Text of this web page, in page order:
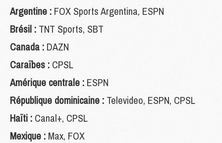
Argentine : FOX Sports Argentina, ESPN
Brésil : TNT Sports, SBT
Canada : DAZN
Caraïbes : CPSL
Amérique centrale : ESPN
République dominicaine : Televideo, ESPN, CPSL
Haïti : Canal+, CPSL
Mexique : Max, FOX